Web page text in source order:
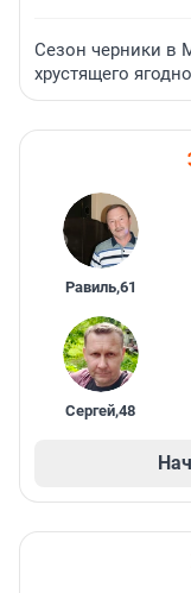
Сезон черники в
хрустящего
Равиль,61
Сергей,48